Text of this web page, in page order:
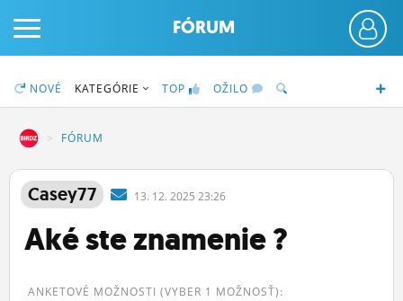
PRIHLÁS SA
ČINŽIAK
FÓRUM
NOVÉ KATEGÓRIE TOP OŽILO
FÓRUM
Casey77 13. 12. 2025 23:26
Aké ste znamenie ?
ANKETOVÉ MOŽNOSTI (VYBER 1 MOŽNOSŤ):